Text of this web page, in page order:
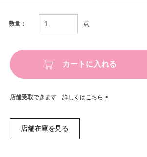
数量： 点
カートに入れる
店舗受取できます 詳しくはこちら >